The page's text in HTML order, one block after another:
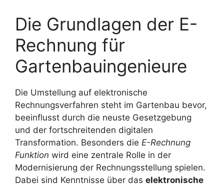
Die Grundlagen der E-
Rechnung für
Gartenbauingenieure
Die Umstellung auf elektronische
Rechnungsverfahren steht im Gartenbau bevor,
beeinflusst durch die neuste Gesetzgebung
und der fortschreitenden digitalen
Transformation. Besonders die E-Rechnung
Funktion wird eine zentrale Rolle in der
Modernisierung der Rechnungsstellung spielen.
Dabei sind Kenntnisse über das elektronische